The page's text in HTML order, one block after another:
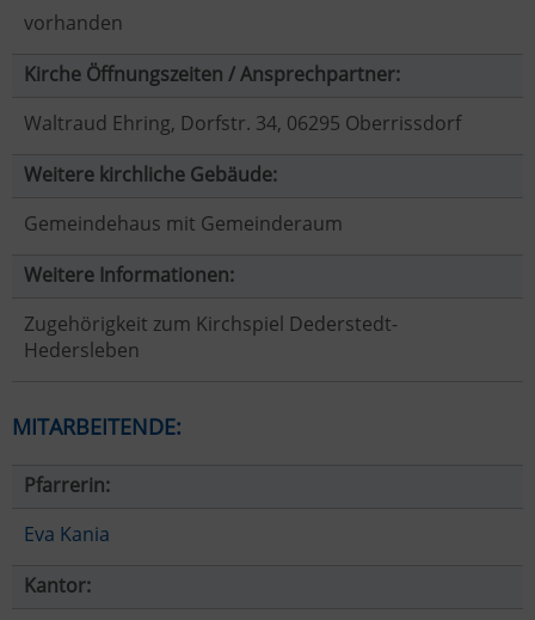
vorhanden
Kirche Öffnungszeiten / Ansprechpartner:
Waltraud Ehring, Dorfstr. 34, 06295 Oberrissdorf
Weitere kirchliche Gebäude:
Gemeindehaus mit Gemeinderaum
Weitere Informationen:
Zugehörigkeit zum Kirchspiel Dederstedt-
Hedersleben
MITARBEITENDE:
Pfarrerin:
Eva Kania
Kantor: